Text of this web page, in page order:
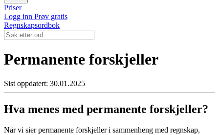
Priser
Logg inn Prøv gratis
Regnskapsordbok
Permanente forskjeller
Sist oppdatert: 30.01.2025
Hva menes med permanente forskjeller?
Når vi sier permanente forskjeller i sammenheng med regnskap,